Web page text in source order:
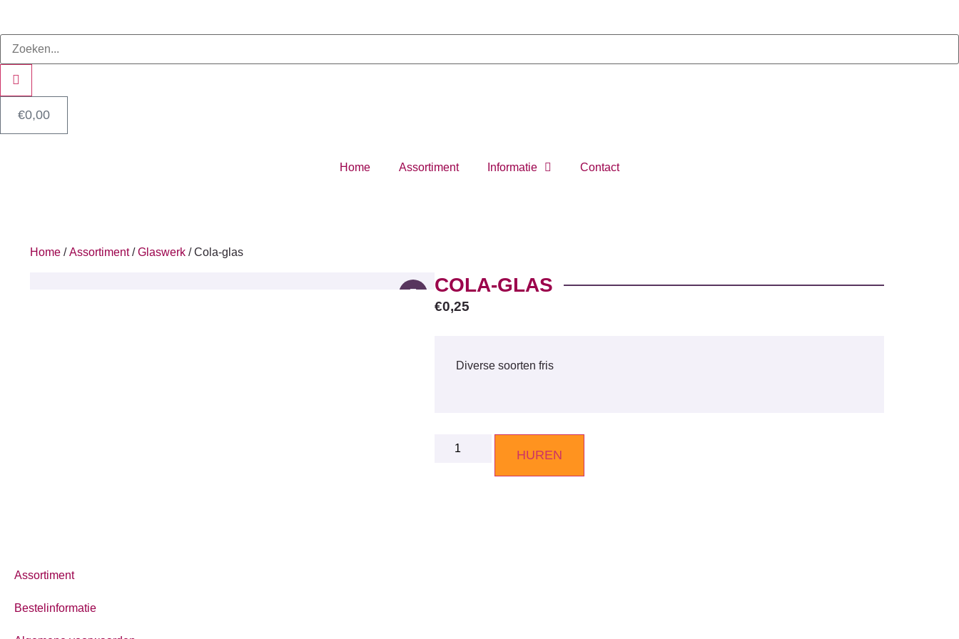
€0,00
Home Assortiment Informatie Contact
Home /Assortiment/Glaswerk / Cola-glas
COLA-GLAS
€0,25
Diverse soorten fris
HUREN
Assortiment
Bestelinformatie